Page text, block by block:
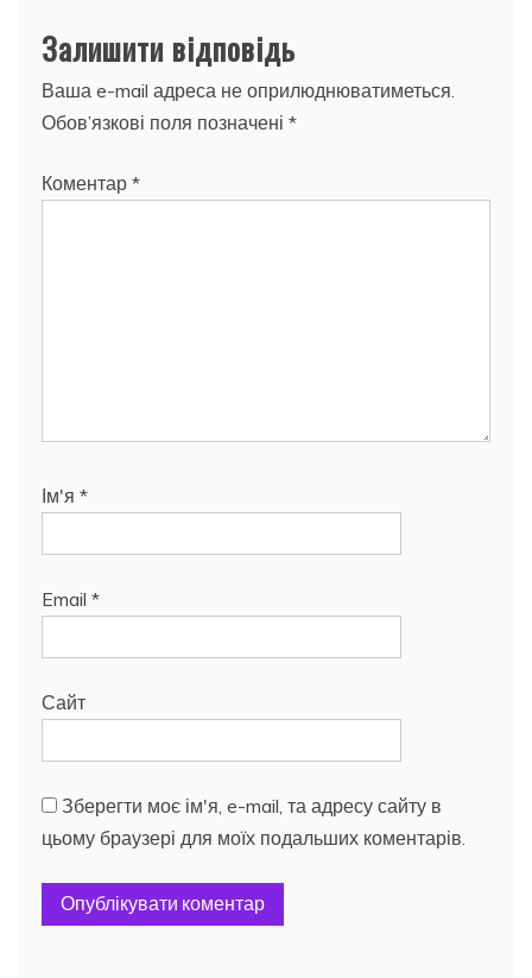
Залишити відповідь
Ваша e-mail адреса не оприлюднюватиметься.
Обов’язкові поля позначені *
Коментар *
Ім'я *
Email *
Сайт
Зберегти моє ім'я, e-mail, та адресу сайту в
цьому браузері для моїх подальших коментарів.